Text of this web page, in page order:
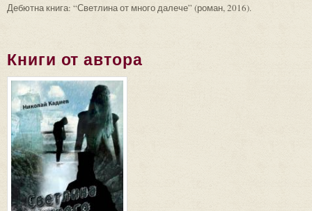
Дебютна книга: “Светлина от много далече” (роман, 2016).
Книги от автора